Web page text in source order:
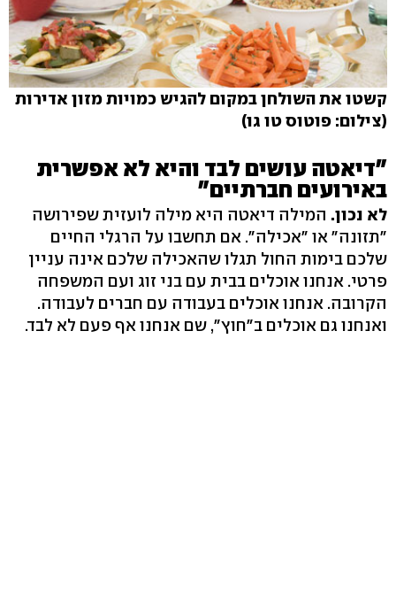
קשטו את השולחן במקום להגיש כמויות מזון אדירות
(צילום: פוטוס טו גו)
"דיאטה עושים לבד והיא לא אפשרית
באירועים חברתיים"
לא נכון. המילה דיאטה היא מילה לועזית שפירושה
"תזונה" או "אכילה". אם תחשבו על הרגלי החיים
שלכם בימות החול תגלו שהאכילה שלכם אינה עניין
פרטי. אנחנו אוכלים בבית עם בני זוג ועם המשפחה
הקרובה. אנחנו אוכלים בעבודה עם חברים לעבודה.
ואנחנו גם אוכלים ב"חוץ", שם אנחנו אף פעם לא לבד.